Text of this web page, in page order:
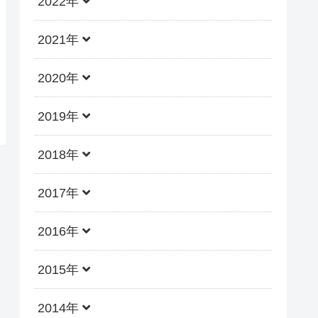
2021年
2020年
2019年
2018年
2017年
2016年
2015年
2014年